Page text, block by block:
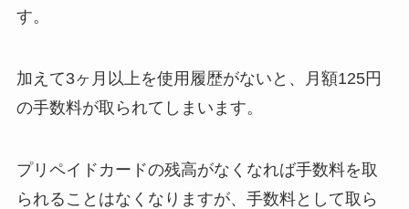
す。
加えて3ヶ月以上を使用履歴がないと、月額125円
の手数料が取られてしまいます。
プリペイドカードの残高がなくなれば手数料を取
られることはなくなりますが、手数料として取ら